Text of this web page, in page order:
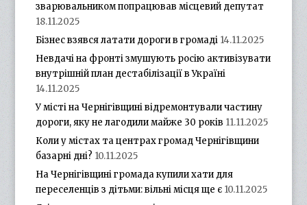
зварювальником попрацював місцевий депутат
18.11.2025
Бізнес взявся латати дороги в громаді 14.11.2025
Невдачі на фронті змушують росію активізувати
внутрішній план дестабілізації в Україні
14.11.2025
У місті на Чернігівщині відремонтували частину
дороги, яку не лагодили майже 30 років 11.11.2025
Коли у містах та центрах громад Чернігівщини
базарні дні? 10.11.2025
На Чернігівщині громада купили хати для
переселенців з дітьми: вільні місця ще є 10.11.2025